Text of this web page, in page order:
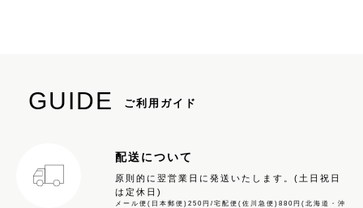
GUIDE ご利用ガイド
配送について
原則的に翌営業日に発送いたします。(土日祝日
は定休日)
メール便(日本郵便)250円/宅配便(佐川急便)880円(北海道・沖